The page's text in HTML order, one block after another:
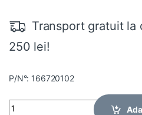
Transport gratuit la
250 lei!
P/N°: 166720102
Quantity